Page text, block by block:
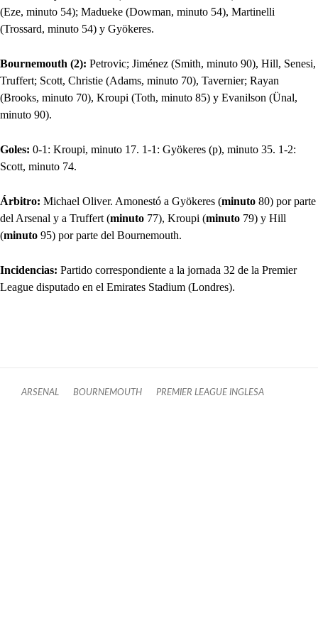
(Eze, minuto 54); Madueke (Dowman, minuto 54), Martinelli
(Trossard, minuto 54) y Gyökeres.
Bournemouth (2): Petrovic; Jiménez (Smith, minuto 90), Hill, Senesi,
Truffert; Scott, Christie (Adams, minuto 70), Tavernier; Rayan
(Brooks, minuto 70), Kroupi (Toth, minuto 85) y Evanilson (Ünal,
minuto 90).
Goles: 0-1: Kroupi, minuto 17. 1-1: Gyökeres (p), minuto 35. 1-2:
Scott, minuto 74.
Árbitro: Michael Oliver. Amonestó a Gyökeres (minuto 80) por parte
del Arsenal y a Truffert (minuto 77), Kroupi (minuto 79) y Hill
(minuto 95) por parte del Bournemouth.
Incidencias: Partido correspondiente a la jornada 32 de la Premier
League disputado en el Emirates Stadium (Londres).
ARSENAL BOURNEMOUTH PREMIER LEAGUE INGLESA